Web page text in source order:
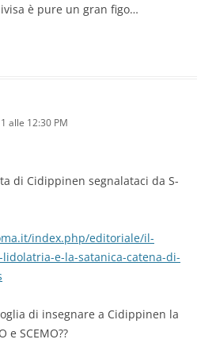
è pure un gran figo…
alle 12:30 PM
di Cidippinen segnalataci da S-
index.php/editoriale/il-
e-la-satanica-catena-di-
di insegnare a Cidippinen la
e SCEMO??